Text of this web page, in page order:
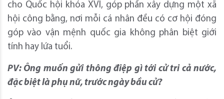
cho Quốc hội khóa XVI, góp phần xây dựng một xã
hội công bằng, nơi mỗi cá nhân đều có cơ hội đóng
góp vào vận mệnh quốc gia không phân biệt giới
tính hay lứa tuổi.
PV: Ông muốn gửi thông điệp gì tới cử tri cả nước,
đặc biệt là phụ nữ, trước ngày bầu cử?